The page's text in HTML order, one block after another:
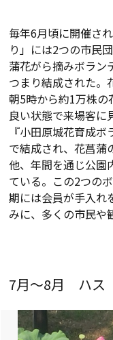
毎年6月頃に開催さ
り」には2つの市民
蒲花がら摘みボラン
つまり結成された。
朝5時から約1万株
良い状態で来場客に
『小田原城花育成
で結成され、花菖蒲
他、年間を通じ公園
ている。この2つの
期には会員が手入れ
みに、多くの市民や
7月～8月 ハス